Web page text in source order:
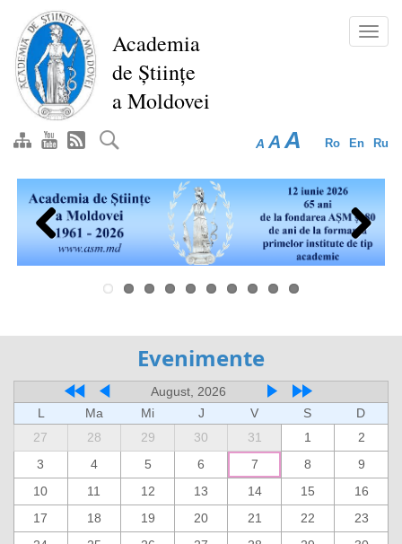
Перейти
основному
содержанию
Academia
de Științe
a Moldovei
Ro En Ru
A A A
Previous Next
Evenimente
August, 2026
L
Ma Mi J V S
D
27
28 29 30 31 1
2
3
4 5 6 7 8
9
10
11 12 13 14 15
16
17
18 19 20 21 22
23